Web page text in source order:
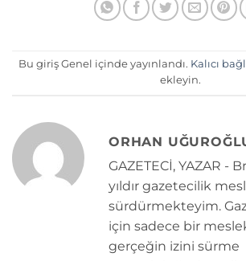
Bu giriş Genel içinde yayınlandı. Kalıcı
ekleyin.
ORHAN
GAZETECİ, YAZAR -
yıldır gazetecilik
sürdürmekteyim.
için sadece bir
gerçeğin izini sürme